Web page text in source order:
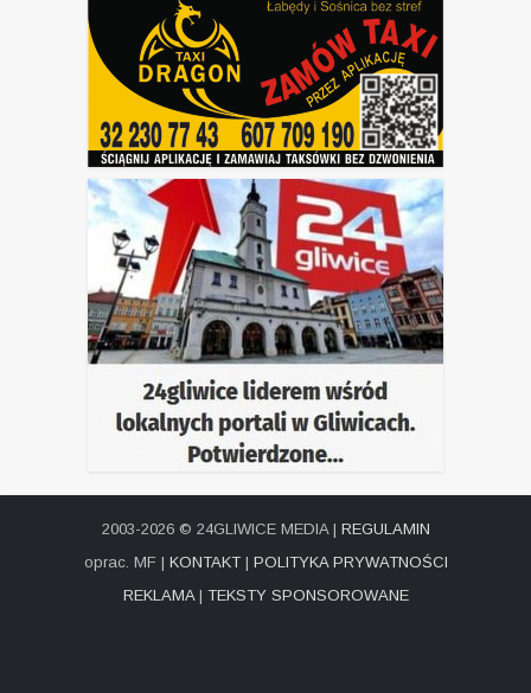
2003-2026 © 24GLIWICE MEDIA | REGULAMIN
oprac. MF | KONTAKT| POLITYKA PRYWATNOŚCI
REKLAMA| TEKSTY SPONSOROWANE